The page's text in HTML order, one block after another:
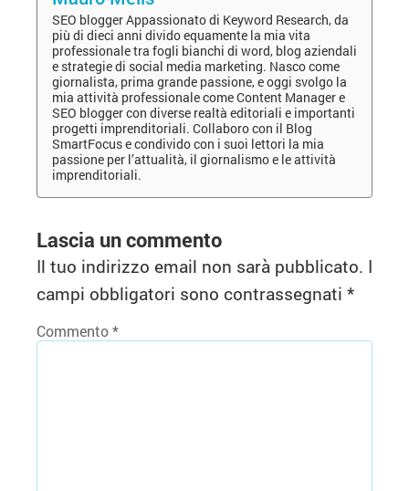
SEO blogger Appassionato di Keyword Research, da
più di dieci anni divido equamente la mia vita
professionale tra fogli bianchi di word, blog aziendali
e strategie di social media marketing. Nasco come
giornalista, prima grande passione, e oggi svolgo la
mia attività professionale come Content Manager e
SEO blogger con diverse realtà editoriali e importanti
progetti imprenditoriali. Collaboro con il Blog
SmartFocus e condivido con i suoi lettori la mia
passione per l’attualità, il giornalismo e le attività
imprenditoriali.
Lascia un commento
Il tuo indirizzo email non sarà pubblicato. I
campi obbligatori sono contrassegnati *
Commento*